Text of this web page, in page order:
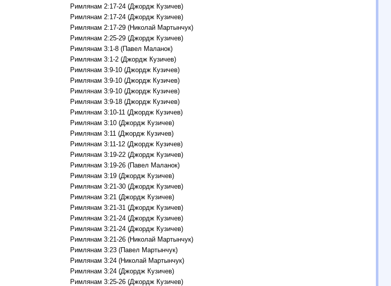
Римлянам 2:17-24 (Джордж Кузичев)
Римлянам 2:17-24 (Джордж Кузичев)
Римлянам 2:17-29 (Николай Мартынчук)
Римлянам 2:25-29 (Джордж Кузичев)
Римлянам 3:1-8 (Павел Маланок)
Римлянам 3:1-2 (Джордж Кузичев)
Римлянам 3:9-10 (Джордж Кузичев)
Римлянам 3:9-10 (Джордж Кузичев)
Римлянам 3:9-10 (Джордж Кузичев)
Римлянам 3:9-18 (Джордж Кузичев)
Римлянам 3:10-11 (Джордж Кузичев)
Римлянам 3:10 (Джордж Кузичев)
Римлянам 3:11 (Джордж Кузичев)
Римлянам 3:11-12 (Джордж Кузичев)
Римлянам 3:19-22 (Джордж Кузичев)
Римлянам 3:19-26 (Павел Маланок)
Римлянам 3:19 (Джордж Кузичев)
Римлянам 3:21-30 (Джордж Кузичев)
Римлянам 3:21 (Джордж Кузичев)
Римлянам 3:21-31 (Джордж Кузичев)
Римлянам 3:21-24 (Джордж Кузичев)
Римлянам 3:21-24 (Джордж Кузичев)
Римлянам 3:21-26 (Николай Мартынчук)
Римлянам 3:23 (Павел Мартынчук)
Римлянам 3:24 (Николай Мартынчук)
Римлянам 3:24 (Джордж Кузичев)
Римлянам 3:25-26 (Джордж Кузичев)